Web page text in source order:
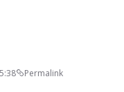
Permalink